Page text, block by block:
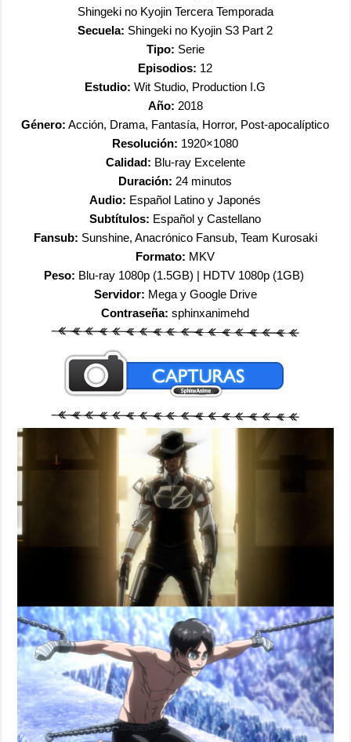
Shingeki no Kyojin Tercera Temporada
Secuela: Shingeki no Kyojin S3 Part 2
Tipo: Serie
Episodios: 12
Estudio: Wit Studio, Production I.G
Año: 2018
Género: Acción, Drama, Fantasía, Horror, Post-apocalíptico
Resolución: 1920×1080
Calidad: Blu-ray Excelente
Duración: 24 minutos
Audio: Español Latino y Japonés
Subtítulos: Español y Castellano
Fansub: Sunshine, Anacrónico Fansub, Team Kurosaki
Formato: MKV
Peso: Blu-ray 1080p (1.5GB) | HDTV 1080p (1GB)
Servidor: Mega y Google Drive
Contraseña:sphinxanimehd